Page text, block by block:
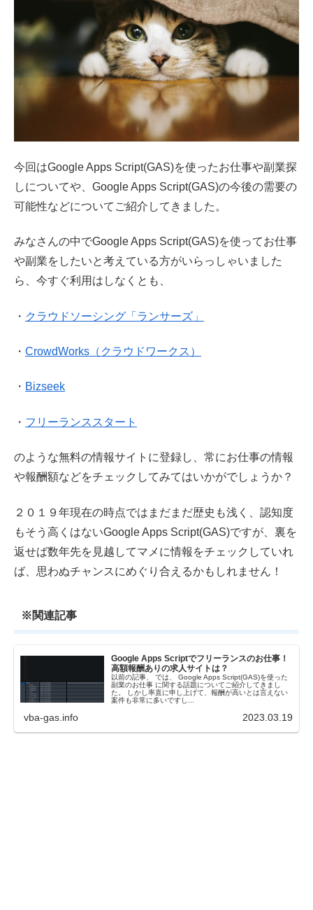
今回はGoogle Apps Script(GAS)を使ったお仕事や副業探
しについてや、Google Apps Script(GAS)の今後の需要の
可能性などについてご紹介してきました。
みなさんの中でGoogle Apps Script(GAS)を使ってお仕事
や副業をしたいと考えている方がいらっしゃいました
ら、今すぐ利用はしなくとも、
・ クラウドソーシング「ランサーズ」
・ CrowdWorks（クラウドワークス）
・ Bizseek
・ フリーランススタート
のような無料の情報サイトに登録し、常にお仕事の情報
や報酬額などをチェックしてみてはいかがでしょうか？
２０１９年現在の時点ではまだまだ歴史も浅く、認知度
もそう高くはないGoogle Apps Script(GAS)ですが、裏を
返せば数年先を見越してマメに情報をチェックしていれ
ば、思わぬチャンスにめぐり合えるかもしれません！
※関連記事
Google Apps Scriptでフリーランスのお仕事！
高額報酬ありの求人サイトは？
以前の記事、 では、 Google Apps Script(GAS)を使った
副業のお仕事 に関する話題についてご紹介してきまし
た。 しかし率直に申し上げて、報酬が高いとは言えない
案件も非常に多いですし...
vba-gas.info 2023.03.19